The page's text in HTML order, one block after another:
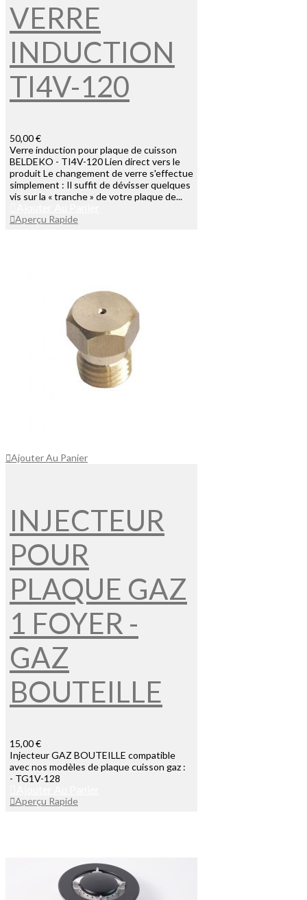
VERRE
INDUCTION
TI4V-120
50,00 €
Verre induction pour plaque de cuisson
BELDEKO - TI4V-120 Lien direct vers le
produit Le changement de verre s'effectue
simplement : Il suffit de dévisser quelques
vis sur la « tranche » de votre plaque de...
Aperçu Rapide
Ajouter Au Panier
INJECTEUR
POUR
PLAQUE GAZ
1 FOYER -
GAZ
BOUTEILLE
15,00 €
Injecteur GAZ BOUTEILLE compatible
avec nos modèles de plaque cuisson gaz :
- TG1V-128
Aperçu Rapide